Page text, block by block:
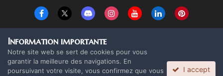
Copyright Monolith Board Games & The overlord 2016 ©
Powered by Invision Community
Information importante
Notre site web se sert de cookies pour vous
garantir la meilleure des navigations. En
poursuivant votre visite, vous confirmez que vous
I accept